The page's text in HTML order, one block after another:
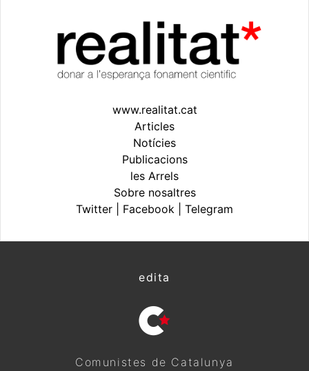
www.realitat.cat
Articles
Notícies
Publicacions
les Arrels
Sobre nosaltres
Twitter
Facebook Telegram
edita
Comunistes de Catalunya